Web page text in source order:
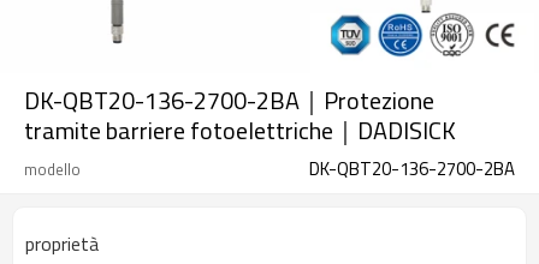
DK-QBT20-136-2700-2BA｜Protezione
tramite barriere fotoelettriche｜DADISICK
modello DK-QBT20-136-2700-2BA
proprietà